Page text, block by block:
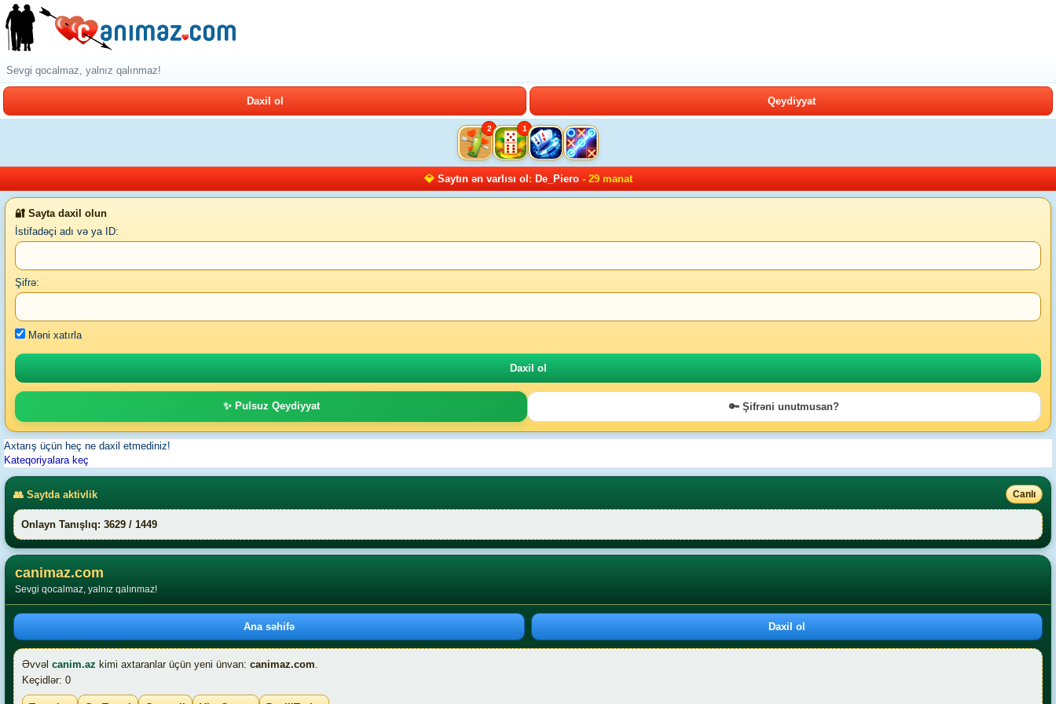
Sevgi qocalmaz, yalnız qalınmaz!
Daxil ol Qeydiyyat
2 1
💎 Saytın ən varlısı ol : De_Piero- 29 manat
🔐 Sayta daxil olun
İstifadəçi adı və ya ID:
Şifrə:
Məni xatırla
✨ Pulsuz Qeydiyyat 🔑 Şifrəni unutmusan?
Axtarış üçün heç ne daxil etmediniz!
Kateqoriyalara keç
👥 Saytda aktivlik Canlı
Onlayn Tanışlıq: 3629 / 1449
canimaz.com
Sevgi qocalmaz, yalnız qalınmaz!
Ana səhifə Daxil ol
Əvvəl canim.az kimi axtaranlar üçün yeni ünvan: canimaz.com.
Keçidlər: 0